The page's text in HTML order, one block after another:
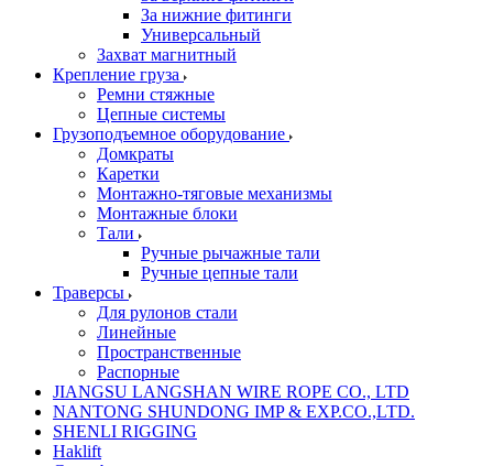
За нижние фитинги
Универсальный
Захват магнитный
Крепление груза
Ремни стяжные
Цепные системы
Грузоподъемное оборудование
Домкраты
Каретки
Монтажно-тяговые механизмы
Монтажные блоки
Тали
Ручные рычажные тали
Ручные цепные тали
Траверсы
Для рулонов стали
Линейные
Пространственные
Распорные
JIANGSU LANGSHAN WIRE ROPE CO., LTD
NANTONG SHUNDONG IMP & EXP.CO.,LTD.
SHENLI RIGGING
Haklift